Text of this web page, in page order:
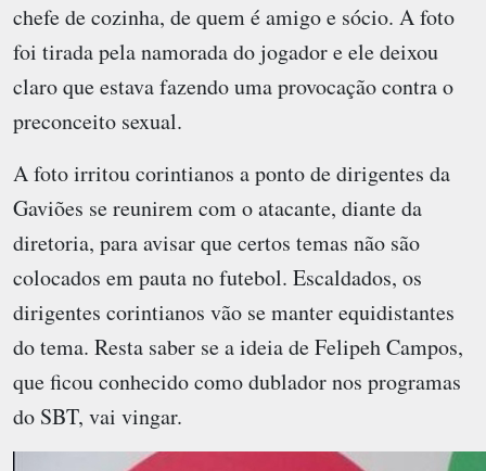
chefe de cozinha, de quem é amigo e sócio. A foto
foi tirada pela namorada do jogador e ele deixou
claro que estava fazendo uma provocação contra o
preconceito sexual.
A foto irritou corintianos a ponto de dirigentes da
Gaviões se reunirem com o atacante, diante da
diretoria, para avisar que certos temas não são
colocados em pauta no futebol. Escaldados, os
dirigentes corintianos vão se manter equidistantes
do tema. Resta saber se a ideia de Felipeh Campos,
que ficou conhecido como dublador nos programas
do SBT, vai vingar.